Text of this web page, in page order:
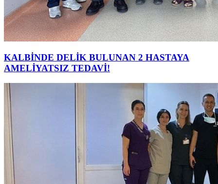
KALBİNDE DELİK BULUNAN 2 HASTAYA
AMELİYATSIZ TEDAVİ!